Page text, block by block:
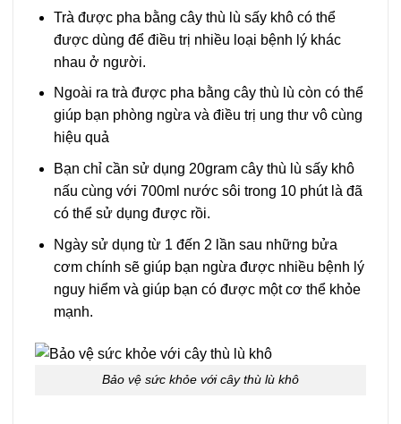
Trà được pha bằng cây thù lù sấy khô có thể
được dùng để điều trị nhiều loại bệnh lý khác
nhau ở người.
Ngoài ra trà được pha bằng cây thù lù còn có thể
giúp bạn phòng ngừa và điều trị ung thư vô cùng
hiệu quả
Bạn chỉ cần sử dụng 20gram cây thù lù sấy khô
nấu cùng với 700ml nước sôi trong 10 phút là đã
có thể sử dụng được rồi.
Ngày sử dụng từ 1 đến 2 lần sau những bửa
cơm chính sẽ giúp bạn ngừa được nhiều bệnh lý
nguy hiểm và giúp bạn có được một cơ thể khỏe
mạnh.
Bảo vệ sức khỏe với cây thù lù khô